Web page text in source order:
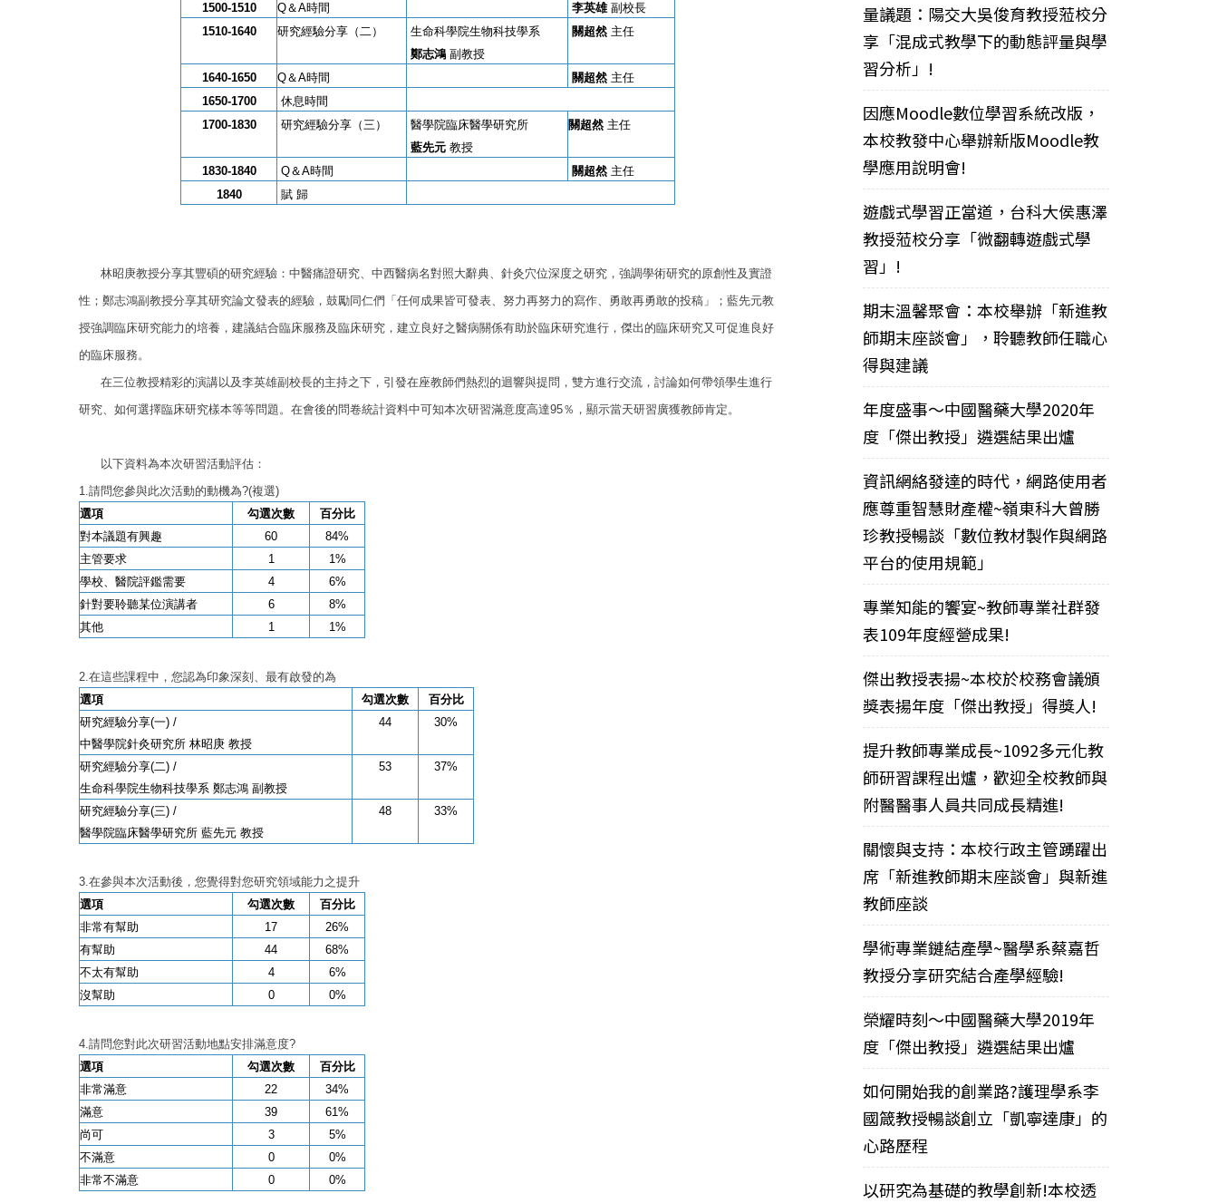
1500-1510 Q＆A時間 李英雄副校長
1510-1640
研究經驗分享（二）
生命科學院生物科技學系
鄭志鴻 副教授
關超然 主任
1640-1650 Q＆A時間 關超然 主任
1650-1700
休息時間
1700-1830
研究經驗分享（三）
醫學院臨床醫學研究所
藍先元 教授
關超然 主任
1830-1840 Q＆A時間 關超然 主任
1840
賦 歸
林昭庚教授分享其豐碩的研究經驗：中醫痛證研究、中西醫病名對照大辭典、針灸穴位深度之研究，強調學術研究的原創性及實證
性；鄭志鴻副教授分享其研究論文發表的經驗，鼓勵同仁們「任何成果皆可發表、努力再努力的寫作、勇敢再勇敢的投稿」；藍先元教
授強調臨床研究能力的培養，建議結合臨床服務及臨床研究，建立良好之醫病關係有助於臨床研究進行，傑出的臨床研究又可促進良好
的臨床服務。
在三位教授精彩的演講以及李英雄副校長的主持之下，引發在座教師們熱烈的迴響與提問，雙方進行交流，討論如何帶領學生進行
研究、如何選擇臨床研究樣本等等問題。在會後的問卷統計資料中可知本次研習滿意度高達95％，顯示當天研習廣獲教師肯定。
以下資料為本次研習活動評估：
1.請問您參與此次活動的動機為?(複選)
選項
勾選次數
百分比
對本議題有興趣
60
84%
主管要求
1
1%
學校、醫院評鑑需要
4
6%
針對要聆聽某位演講者
6
8%
其他
1 1%
2.在這些課程中，您認為印象深刻、最有啟發的為
選項
勾選次數
百分比
研究經驗分享(一) /
中醫學院針灸研究所 林昭庚 教授
44 30%
研究經驗分享(二) /
生命科學院生物科技學系 鄭志鴻 副教授
53 37%
研究經驗分享(三) /
醫學院臨床醫學研究所 藍先元 教授
48 33%
3.在參與本次活動後，您覺得對您研究領域能力之提升
選項
勾選次數
百分比
非常有幫助
17
26%
有幫助
44
68%
不太有幫助
4
6%
沒幫助
0 0%
4.請問您對此次研習活動地點安排滿意度?
選項
勾選次數
百分比
非常滿意
22
34%
滿意
39
61%
尚可
3
5%
不滿意
0
0%
非常不滿意
0 0%
量議題：陽交大吳俊育教授蒞校分
享「混成式教學下的動態評量與學
習分析」!
因應Moodle數位學習系統改版，
本校教發中心舉辦新版Moodle教
學應用說明會!
遊戲式學習正當道，台科大侯惠澤
教授蒞校分享「微翻轉遊戲式學
習」!
期末溫馨聚會：本校舉辦「新進教
師期末座談會」，聆聽教師任職心
得與建議
年度盛事～中國醫藥大學2020年
度「傑出教授」遴選結果出爐
資訊網絡發達的時代，網路使用者
應尊重智慧財產權~嶺東科大曾勝
珍教授暢談「數位教材製作與網路
平台的使用規範」
專業知能的饗宴~教師專業社群發
表109年度經營成果!
傑出教授表揚~本校於校務會議頒
獎表揚年度「傑出教授」得獎人!
提升教師專業成長~1092多元化教
師研習課程出爐，歡迎全校教師與
附醫醫事人員共同成長精進!
關懷與支持：本校行政主管踴躍出
席「新進教師期末座談會」與新進
教師座談
學術專業鏈結產學~醫學系蔡嘉哲
教授分享研究結合產學經驗!
榮耀時刻～中國醫藥大學2019年
度「傑出教授」遴選結果出爐
如何開始我的創業路?護理學系李
國箴教授暢談創立「凱寧達康」的
心路歷程
以研究為基礎的教學創新!本校透